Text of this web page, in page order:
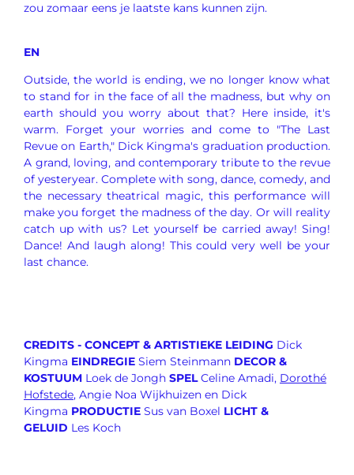
zou zomaar eens je laatste kans kunnen zijn.
EN
Outside, the world is ending, we no longer know what
to stand for in the face of all the madness, but why on
earth should you worry about that? Here inside, it's
warm. Forget your worries and come to "The Last
Revue on Earth," Dick Kingma's graduation production.
A grand, loving, and contemporary tribute to the revue
of yesteryear. Complete with song, dance, comedy, and
the necessary theatrical magic, this performance will
make you forget the madness of the day. Or will reality
catch up with us? Let yourself be carried away! Sing!
Dance! And laugh along! This could very well be your
last chance.
CREDITS - CONCEPT & ARTISTIEKE LEIDING Dick
Kingma EINDREGIE Siem Steinmann DECOR &
KOSTUUM Loek de Jongh SPELCeline Amadi, Dorothé
Hofstede, Angie Noa Wijkhuizen en Dick
Kingma PRODUCTIE Sus van Boxel LICHT &
GELUID Les Koch